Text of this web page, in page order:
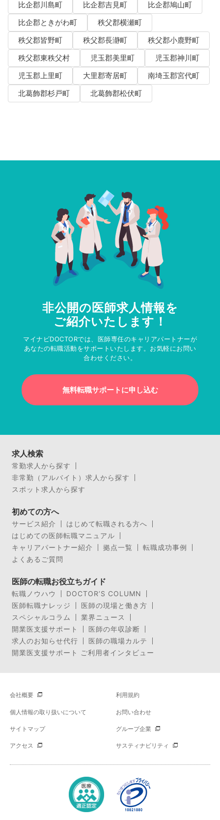
比企郡川島町
比企郡吉見町
比企郡鳩山町
比企郡ときがわ町
秩父郡横瀬町
秩父郡皆野町
秩父郡長瀞町
秩父郡小鹿野町
秩父郡東秩父村
児玉郡美里町
児玉郡神川町
児玉郡上里町
大里郡寄居町
南埼玉郡宮代町
北葛飾郡杉戸町
北葛飾郡松伏町
非公開の医師求人情報を
ご紹介いたします！
マイナビDOCTORでは、医師専任のキャリアパートナーが
あなたの転職活動をサポートいたします。お気軽にお問い
合わせください。
無料転職サポートに申し込む
求人検索
常勤求人から探す
非常勤（アルバイト）求人から探す
スポット求人から探す
初めての方へ
サービス紹介
はじめて転職される方へ
はじめての医師転職マニュアル
キャリアパートナー紹介
拠点一覧
転職成功事例
よくあるご質問
医師の転職お役立ちガイド
転職ノウハウ
DOCTOR’S COLUMN
医師転職ナレッジ
医師の現場と働き方
スペシャルコラム
業界ニュース
開業医支援サポート
医師の年収診断
求人のお知らせ代行
医師の職場カルテ
開業医支援サポート ご利用者インタビュー
会社概要 利用規約
個人情報の取り扱いについて お問い合わせ
サイトマップ グループ企業
アクセス サスティナビリティ